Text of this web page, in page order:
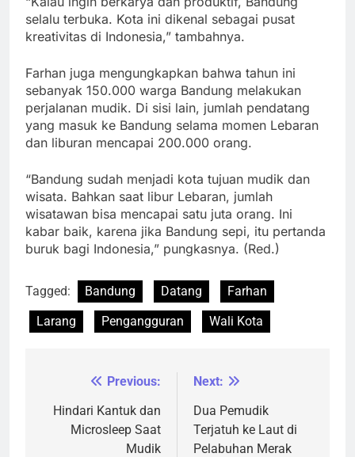
selalu terbuka. Kota ini dikenal sebagai pusat
kreativitas di Indonesia,” tambahnya.
Farhan juga mengungkapkan bahwa tahun ini
sebanyak 150.000 warga Bandung melakukan
perjalanan mudik. Di sisi lain, jumlah pendatang
yang masuk ke Bandung selama momen Lebaran
dan liburan mencapai 200.000 orang.
“Bandung sudah menjadi kota tujuan mudik dan
wisata. Bahkan saat libur Lebaran, jumlah
wisatawan bisa mencapai satu juta orang. Ini
kabar baik, karena jika Bandung sepi, itu pertanda
buruk bagi Indonesia,” pungkasnya. (Red.)
Tagged: Bandung Datang
Farhan
Larang
Pengangguran Wali Kota
Navigasi
pos
Previous:
Hindari Kantuk dan
Microsleep Saat
Mudik
Next:
Dua Pemudik
Terjatuh ke Laut di
Pelabuhan Merak